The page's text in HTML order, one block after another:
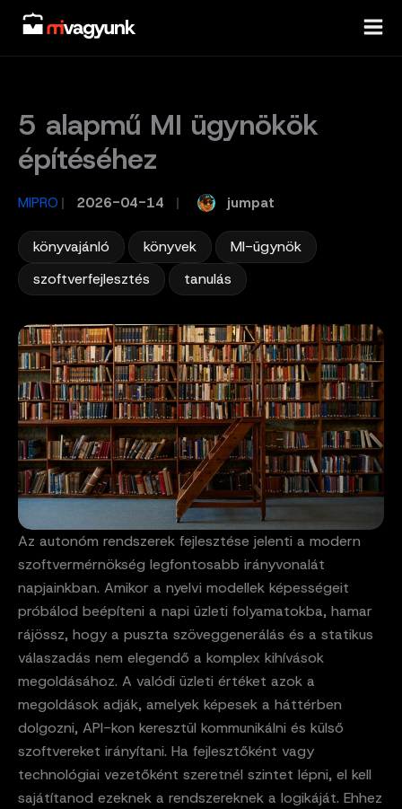
Skip
content
5 alapmű MI ügynökök
építéséhez
MIPRO / 2026-04-14 jumpat
könyvajánló könyvek MI-ügynök
szoftverfejlesztés
tanulás
Az autonóm rendszerek fejlesztése jelenti a modern
szoftvermérnökség legfontosabb irányvonalát
napjainkban. Amikor a nyelvi modellek képességeit
próbálod beépíteni a napi üzleti folyamatokba, hamar
rájössz, hogy a puszta szöveggenerálás és a statikus
válaszadás nem elegendő a komplex kihívások
megoldásához. A valódi üzleti értéket azok a
megoldások adják, amelyek képesek a háttérben
dolgozni, API-kon keresztül kommunikálni és külső
szoftvereket irányítani. Ha fejlesztőként vagy
technológiai vezetőként szeretnél szintet lépni, el kell
sajátítanod ezeknek a rendszereknek a logikáját. Ehhez